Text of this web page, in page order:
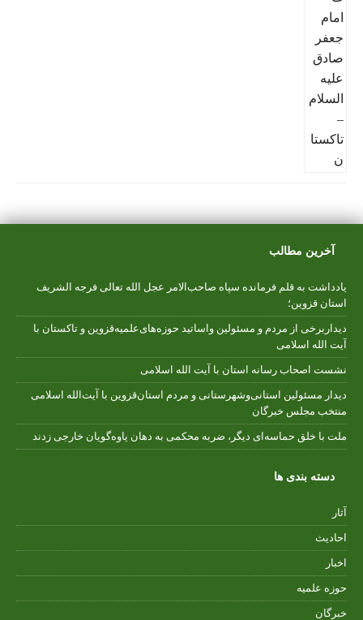
آخرین مطالب
یادداشت به قلم فرمانده سپاه صاحب‌الامر عجل الله تعالی فرجه الشریف
استان قزوین؛
دیداربرخی از مردم و مسئولین واساتید حوزه‌های‌علمیه‌قزوین و تاکستان با
آیت الله اسلامی
نشست اصحاب رسانه استان با آیت الله اسلامی
دیدار مسئولین استانی‌وشهرستانی و مردم‌ استان‌قزوین با آیت‌الله‌ اسلامی
منتخب مجلس‌ خبرگان
ملت با خلق حماسه‌ای دیگر، ضربه محکمی به دهان یاوه‌گویان خارجی زدند
دسته بندی ها
آثار
احادیث
اخبار
حوزه علمیه
خبرگان